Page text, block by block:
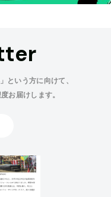
という方に向けて、
お届けします。